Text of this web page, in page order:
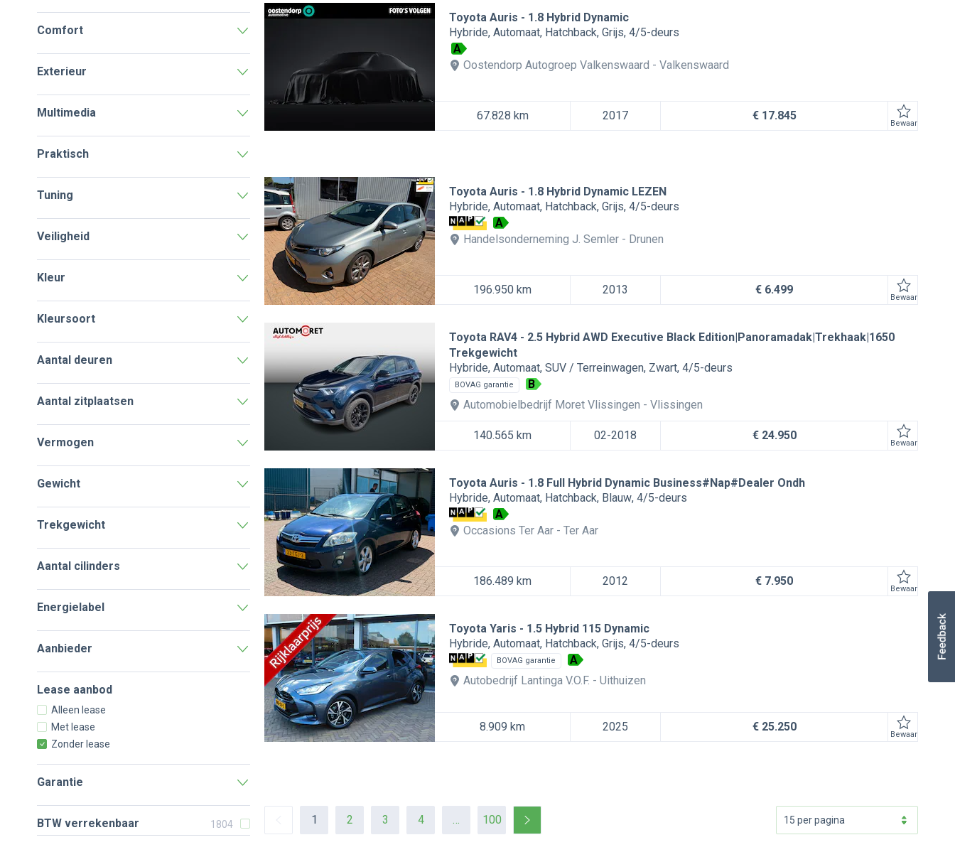
Comfort
Exterieur
Multimedia
Praktisch
Tuning
Veiligheid
Kleur
Kleursoort
Aantal deuren
Aantal zitplaatsen
Vermogen
Gewicht
Trekgewicht
Aantal cilinders
Energielabel
Aanbieder
Lease aanbod
Alleen lease
Met lease
Zonder lease
Garantie
BTW verrekenbaar 1804
Toyota Auris
1.8 Hybrid Dynamic
Hybride Automaat Hatchback Grijs 4/5-deurs
A
Oostendorp Autogroep Valkenswaard
Valkenswaard
67.828 km 2017 € 17.845
Bewaar
Toyota Auris
1.8 Hybrid Dynamic LEZEN
Hybride Automaat Hatchback Grijs 4/5-deurs
A
Handelsonderneming J. Semler
Drunen
196.950 km 2013 € 6.499
Bewaar
Toyota RAV4
2.5 Hybrid AWD Executive Black Edition|Panoramadak|Trekhaak|1650
Trekgewicht
Hybride Automaat SUV / Terreinwagen Zwart 4/5-deurs
BOVAG garantie
B
Automobielbedrijf Moret Vlissingen
Vlissingen
140.565 km 02-2018 € 24.950
Bewaar
Toyota Auris
1.8 Full Hybrid Dynamic Business#Nap#Dealer Ondh
Hybride Automaat Hatchback Blauw 4/5-deurs
A
Occasions Ter Aar
Ter Aar
186.489 km 2012 € 7.950
Bewaar
Toyota Yaris
1.5 Hybrid 115 Dynamic
Hybride Automaat Hatchback Grijs 4/5-deurs
BOVAG garantie
A
Autobedrijf Lantinga V.O.F.
Uithuizen
8.909 km 2025 € 25.250
Bewaar
1 2 3 4 … 100 15 per pagina